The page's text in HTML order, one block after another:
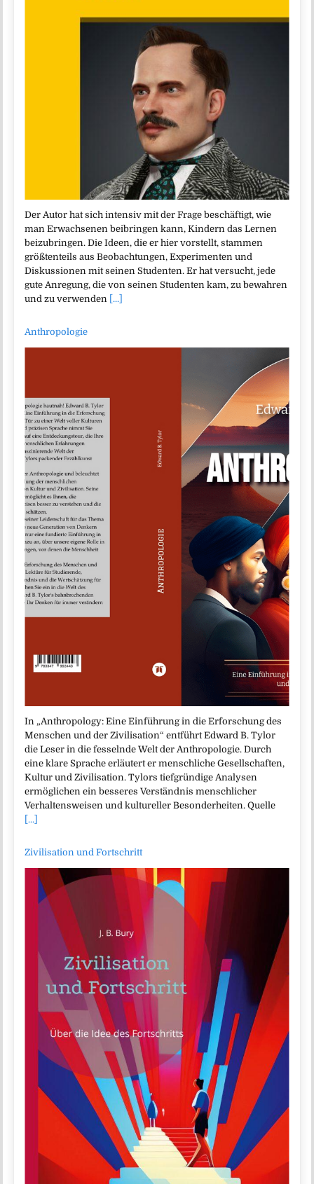
Der Autor hat sich intensiv mit der Frage beschäftigt, wie
man Erwachsenen beibringen kann, Kindern das Lernen
beizubringen. Die Ideen, die er hier vorstellt, stammen
größtenteils aus Beobachtungen, Experimenten und
Diskussionen mit seinen Studenten. Er hat versucht, jede
gute Anregung, die von seinen Studenten kam, zu bewahren
und zu verwenden [...]
Anthropologie
In „Anthropology: Eine Einführung in die Erforschung des
Menschen und der Zivilisation“ entführt Edward B. Tylor
die Leser in die fesselnde Welt der Anthropologie. Durch
eine klare Sprache erläutert er menschliche Gesellschaften,
Kultur und Zivilisation. Tylors tiefgründige Analysen
ermöglichen ein besseres Verständnis menschlicher
Verhaltensweisen und kultureller Besonderheiten. Quelle
[...]
Zivilisation und Fortschritt